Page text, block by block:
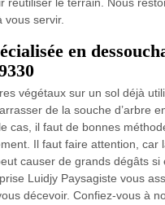
réutiliser le terrain. Nous
vous servir.
en
végétaux sur un sol déjà
de la souche d’arbre
le cas, il faut de bonnes
Il faut faire attention, car
causer de grands dégâts si
Luidjy Paysagiste vous
décevoir. Confiez-vous à